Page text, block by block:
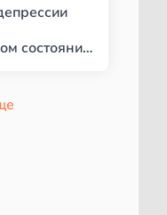
состоянии